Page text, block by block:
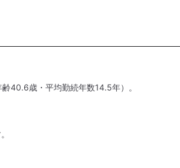
40.6歳・平均勤続年数14.5年）。